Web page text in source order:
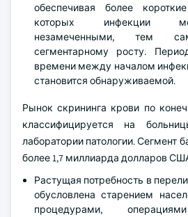
обеспечивая более
которых инфекции
незамеченными, тем
сегментарному росту.
времени между началом
становится обнаруживаемой.
Рынок скрининга крови по
классифицируется на
лаборатории патологии. Сегмент
более 1,7 миллиарда долларов
Растущая потребность в
обусловлена старением
процедурами,